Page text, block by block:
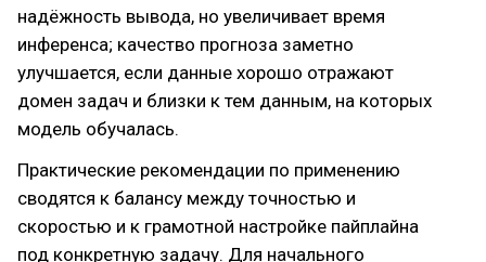
надёжность вывода, но увеличивает время
инференса; качество прогноза заметно
улучшается, если данные хорошо отражают
домен задач и близки к тем данным, на которых
модель обучалась.
Практические рекомендации по применению
сводятся к балансу между точностью и
скоростью и к грамотной настройке пайплайна
под конкретную задачу. Для начального